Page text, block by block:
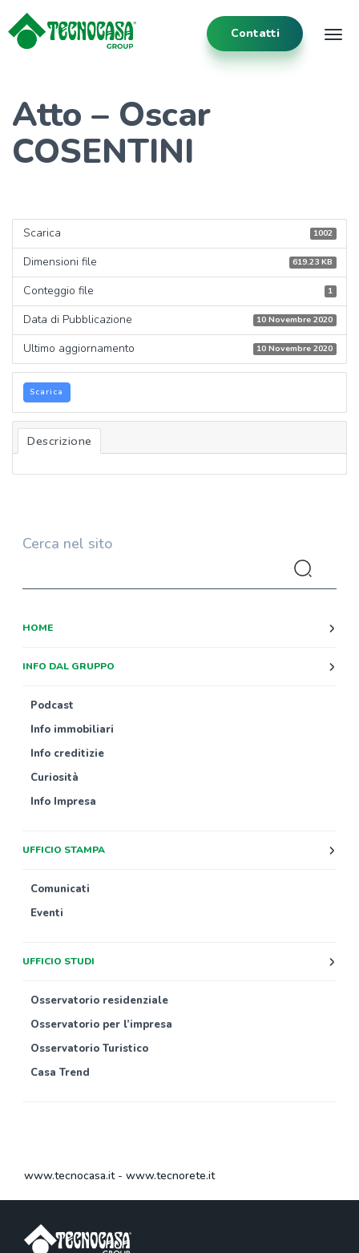
Contatti
Atto – Oscar
COSENTINI
Scarica 1002
Dimensioni file 619.23 KB
Conteggio file 1
Data di Pubblicazione 10 Novembre 2020
Ultimo aggiornamento 10 Novembre 2020
Scarica
Descrizione
Cerca nel sito
HOME
INFO DAL GRUPPO
Podcast
Info immobiliari
Info creditizie
Curiosità
Info Impresa
UFFICIO STAMPA
Comunicati
Eventi
UFFICIO STUDI
Osservatorio residenziale
Osservatorio per l’impresa
Osservatorio Turistico
Casa Trend
www.tecnocasa.it- www.tecnorete.it